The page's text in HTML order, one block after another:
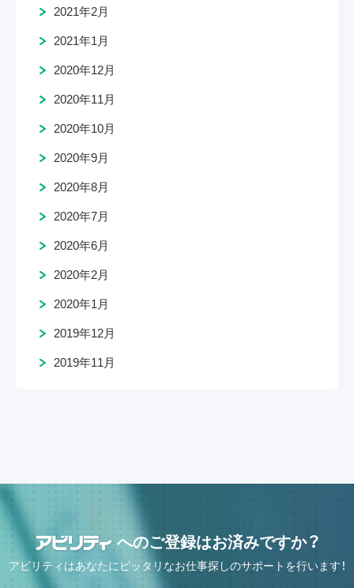
2021年2月
2021年1月
2020年12月
2020年11月
2020年10月
2020年9月
2020年8月
2020年7月
2020年6月
2020年2月
2020年1月
2019年12月
2019年11月
へのご登録はお済みですか？
アビリティはあなたにピッタリなお仕事探しのサポートを行います！